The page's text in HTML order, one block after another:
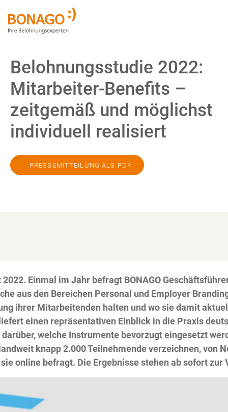
Belohnungsstudie 2022:
Mitarbeiter-Benefits –
zeitgemäß und möglichst
individuell realisiert
PRESSEMITTEILUNG ALS PDF
Einmal im Jahr befragt BONAGO
aus den Bereichen Personal und Employer
ihrer Mitarbeitenden halten und wo sie damit
einen repräsentativen Einblick in die Praxis
welche Instrumente bevorzugt eingesetzt
knapp 2.000 Teilnehmende verzeichnen, von
online befragt. Die Ergebnisse stehen ab sofort zur